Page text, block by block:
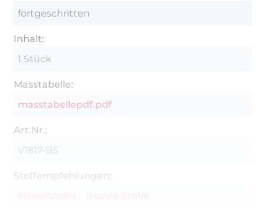
fortgeschritten
Inhalt:
1 Stück
Masstabelle:
masstabellepdf.pdf
Art.Nr.:
V1817-B5
Stoffempfehlungen: